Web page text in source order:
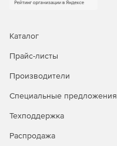
Каталог
Прайс-листы
Производители
Специальные предложения
Техподдержка
Распродажа